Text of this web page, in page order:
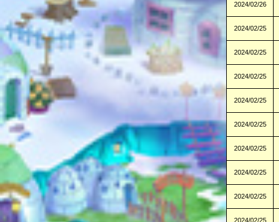
2024/02/26
2024/02/25
2024/02/25
2024/02/25
2024/02/25
2024/02/25
2024/02/25
2024/02/25
2024/02/25
2024/02/25